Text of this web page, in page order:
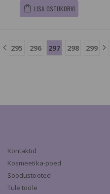
LISA OSTUKORVI
295 296 297 298 299
Kontaktid
Kosmeetika-poed
Soodustooted
Tule tööle